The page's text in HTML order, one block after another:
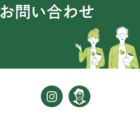
お問い合わせ